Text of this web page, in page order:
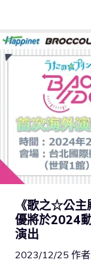
《歌之☆公
優將於2024
演出
2023/12/25 作者: